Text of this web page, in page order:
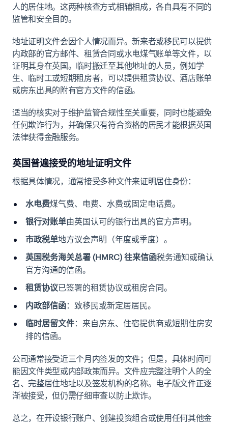
人的居住地。这两种核查方式相辅相成，各自具有不同的
监管和安全目的。
地址证明文件会因个人情况而异。新来者或移民可以提供
内政部的官方邮件、租赁合同或水电煤气账单等文件，以
证明其身在英国。临时搬迁至其他地址的人员，例如学
生、临时工或短期租房者，可以提供租赁协议、酒店账单
或房东出具的附有官方文件的信函。
适当的核实对于维护监管合规性至关重要，同时也能避免
任何欺诈行为，并确保只有符合资格的居民才能根据英国
法律获得金融服务。
英国普遍接受的地址证明文件
根据具体情况，通常接受多种文件来证明居住身份：
水电费煤气费、电费、水费或固定电话费。
银行对账单由英国认可的银行出具的官方声明。
市政税单地方议会声明（年度或季度）。
英国税务海关总署 (HMRC) 往来信函税务通知或确认
官方沟通的信函。
租赁协议已签署的租赁协议或租房合同。
内政部信函 ：致移民或新定居居民。
临时居留文件：来自房东、住宿提供商或短期住房安
排的信函。
公司通常接受近三个月内签发的文件；但是，具体时间可
能因文件类型或内部政策而异。文件应完整注明个人的全
名、完整居住地址以及签发机构的名称。电子版文件正逐
渐被接受，但仍需仔细审查以防止欺诈。
总之，在开设银行账户、创建投资组合或使用任何其他金